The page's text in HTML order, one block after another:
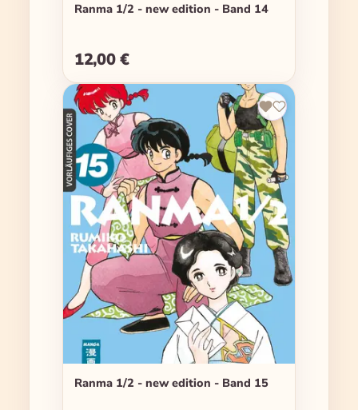
Ranma 1/2 - new edition - Band 14
Regulärer Preis:
12,00 €
Ranma 1/2 - new edition - Band 15